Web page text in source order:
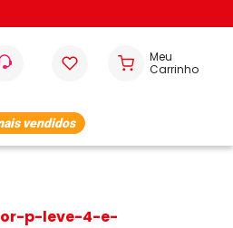
vendidos
p-leve-4-e-